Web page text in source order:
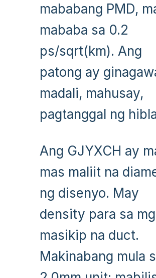
mababang PMD,
mababa sa 0.2
ps/sqrt(km). Ang
patong ay
madali, mahusay,
pagtanggal ng
Ang GJYXCH ay
mas maliit na
ng disenyo. May
density para sa
masikip na duct.
Makinabang mula